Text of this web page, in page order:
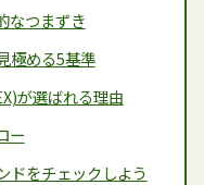
なつまずき
極める5基準
が選ばれる理由
ー
ドをチェックしよう